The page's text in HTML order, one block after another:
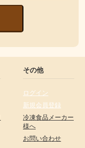
その他
ログイン
新規会員登録
冷凍食品メーカー
様へ
お問い合わせ